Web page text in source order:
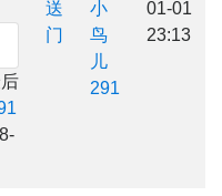
送
门
小
鸟
儿
291
01-01
23:13